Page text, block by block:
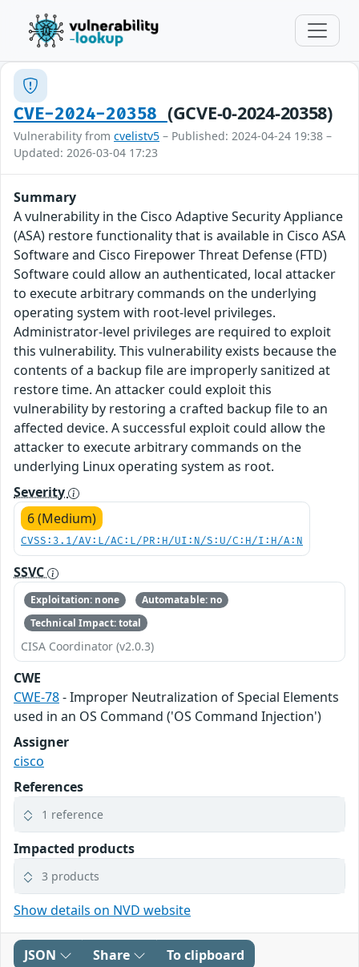
CVE-2024-20358 (GCVE-0-2024-20358)
Vulnerability from cvelistv5 – Published: 2024-04-24 19:38 –
Updated: 2026-03-04 17:23
Summary
A vulnerability in the Cisco Adaptive Security Appliance
(ASA) restore functionality that is available in Cisco ASA
Software and Cisco Firepower Threat Defense (FTD)
Software could allow an authenticated, local attacker
to execute arbitrary commands on the underlying
operating system with root-level privileges.
Administrator-level privileges are required to exploit
this vulnerability. This vulnerability exists because the
contents of a backup file are improperly sanitized at
restore time. An attacker could exploit this
vulnerability by restoring a crafted backup file to an
affected device. A successful exploit could allow the
attacker to execute arbitrary commands on the
underlying Linux operating system as root.
Severity
6 (Medium)
CVSS:3.1/AV:L/AC:L/PR:H/UI:N/S:U/C:H/I:H/A:N
SSVC
Exploitation: none
Automatable: no
Technical Impact: total
CISA Coordinator (v2.0.3)
CWE
CWE-78- Improper Neutralization of Special Elements
used in an OS Command ('OS Command Injection')
Assigner
cisco
References
1 reference
Impacted products
3 products
Show details on NVD website
JSON Share To clipboard